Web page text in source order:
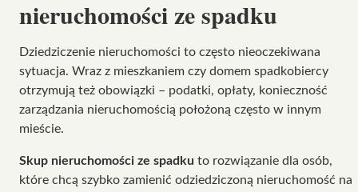
nieruchomości ze spadku
Dziedziczenie nieruchomości to często nieoczekiwana
sytuacja. Wraz z mieszkaniem czy domem spadkobiercy
otrzymują też obowiązki – podatki, opłaty, konieczność
zarządzania nieruchomością położoną często w innym
mieście.
Skup nieruchomości ze spadku to rozwiązanie dla osób,
które chcą szybko zamienić odziedziczoną nieruchomość na